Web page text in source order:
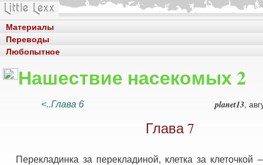
Материалы
Переводы
Любопытное
Нашествие насекомых 2
<..Глава 6 planet13,
Глава 7
Перекладинка за перекладиной, клетка за клеточкой